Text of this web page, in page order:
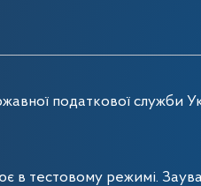
податкової служби
в тестовому режимі.